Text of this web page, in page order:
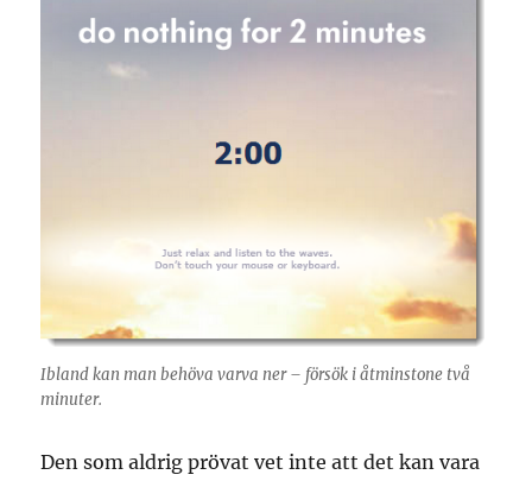
Ibland kan man behöva varva ner – försök i åtminstone två
minuter.
Den som aldrig prövat vet inte att det kan vara